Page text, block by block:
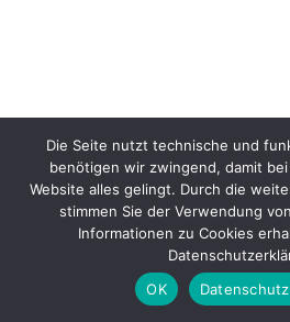
Die Seite nutzt technische und
benötigen wir zwingend, damit
Website alles gelingt. Durch die
stimmen Sie der Verwendung
Informationen zu Cookies
OK